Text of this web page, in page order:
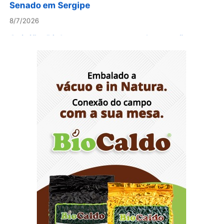
8/7/2026
Opinião: Diplomas para um mundo que não
Distrito Federal entra em alerta laranja de perigo
para baixa umidade do ar nesta sexta-feira (7)
Ampliada oferta de tratamento menos invasivo
para obstruções nas artérias do coração no
Hospital de Base
Sala de Concerto, da Rádio MEC, celebra
Radamés Gnattali nesta sexta